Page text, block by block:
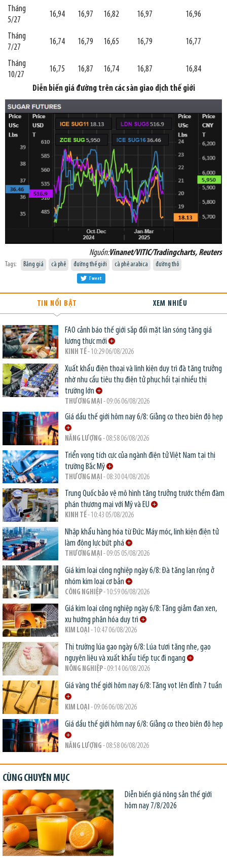
Tháng
5/27
16,94 16,97 16,82 16,97 16,96
Tháng
7/27
16,74 16,79 16,65 16,79 16,77
Tháng
10/27
16,75 16,87 16,74 16,87 16,84
Diễn biến giá đường trên các sàn giao dịch thế giới
Nguồn:Vinanet/VITIC/Tradingcharts, Reuters
Tags: Bảng giá cà phê đường thế giới cà phê arabica đường thô
Tweet
TIN NỔI BẬT XEM NHIỀU
FAO cảnh báo thế giới sắp đối mặt làn sóng tăng giá
lương thực mới
KINH TẾ- 10:29 06/08/2026
Xuất khẩu điện thoại và linh kiện duy trì đà tăng trưởng
nhờ nhu cầu tiêu thụ điện tử phục hồi tại nhiều thị
trường lớn
THƯƠNG MẠI - 09:06 06/08/2026
Giá dầu thế giới hôm nay 6/8: Giằng co theo biên độ hẹp
NĂNG LƯỢNG - 08:58 06/08/2026
Triển vọng tích cực của ngành điện tử Việt Nam tại thị
trường Bắc Mỹ
THƯƠNG MẠI - 08:30 04/08/2026
Trung Quốc bảo vệ mô hình tăng trưởng trước thềm đàm
phán thương mại với Mỹ và EU
KINH TẾ- 10:43 05/08/2026
Nhập khẩu hàng hóa từ Đức: Máy móc, linh kiện điện tử
làm động lực bứt phá
THƯƠNG MẠI - 09:05 05/08/2026
Giá kim loại công nghiệp ngày 6/8: Đà tăng lan rộng ở
nhóm kim loại cơ bản
CÔNG NGHIỆP- 10:59 06/08/2026
Giá kim loại công nghiệp ngày 6/8: Tăng giảm đan xen,
xu hướng phân hóa duy trì
KIM LOẠI - 10:47 06/08/2026
Thị trường lúa gạo ngày 6/8: Lúa tươi tăng nhẹ, gạo
nguyên liệu và xuất khẩu tiếp tục đi ngang
NÔNG NGHIỆP- 09:14 06/08/2026
Giá vàng thế giới hôm nay 6/8: Tăng vọt lên đỉnh 7 tuần
KIM LOẠI - 09:06 06/08/2026
Giá dầu thế giới hôm nay 6/8: Giằng co theo biên độ hẹp
NĂNG LƯỢNG - 08:58 06/08/2026
CÙNG CHUYÊN MỤC
Diễn biến giá nông sản thế giới
hôm nay 7/8/2026